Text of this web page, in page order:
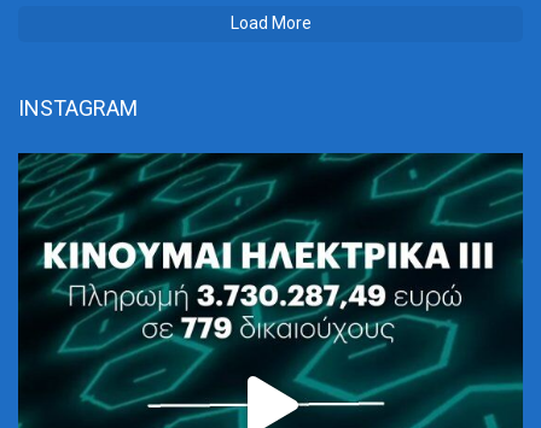
Load More
INSTAGRAM